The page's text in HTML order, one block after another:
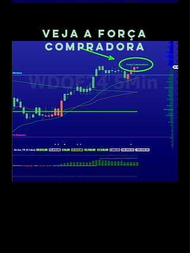
VEJA A FORÇA
COMPRADORA